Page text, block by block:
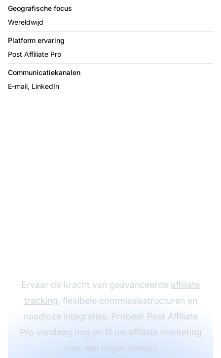
Geografische focus
Wereldwijd
Platform ervaring
Post Affiliate Pro
Communicatiekanalen
E-mail, LinkedIn
Ervaar de kracht van geavanceerde affiliate
tracking, flexibele commissiestructuren en
naadloze integraties. Probeer Post Affiliate
Pro vandaag nog en til uw affiliate marketing
naar een hoger niveau!